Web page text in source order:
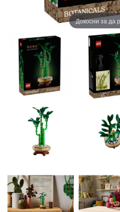
Докосни за да